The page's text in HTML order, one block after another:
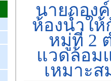
นายกอง
ห้องน้ำใ
หมู่ที่ 2
แวดล้อม
เหมาะ